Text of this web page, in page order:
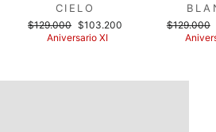
CIELO
Precio
habitual
$129.000 Precio
de
$103.200
Aniversario XI
Precio
habitual
$129.000